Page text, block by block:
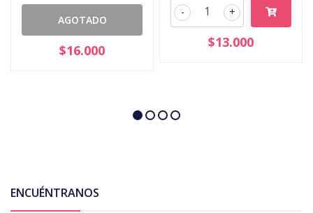
AGOTADO
$16.000
+
-
$13.000
ENCUÉNTRANOS